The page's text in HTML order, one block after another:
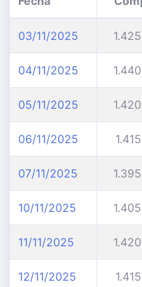
03/11/2025
04/11/2025
05/11/2025
06/11/2025
07/11/2025
10/11/2025
11/11/2025
12/11/2025